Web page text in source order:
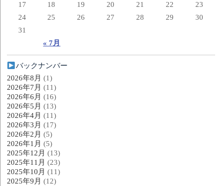
« 7月
17
18 19 20 21 22
23
24
25 26 27 28 29
30
31
バックナンバー
2026年8月 (1)
2026年7月 (11)
2026年6月 (16)
2026年5月 (13)
2026年4月 (11)
2026年3月 (17)
2026年2月 (5)
2026年1月 (5)
2025年12月 (13)
2025年11月 (23)
2025年10月 (11)
2025年9月 (12)